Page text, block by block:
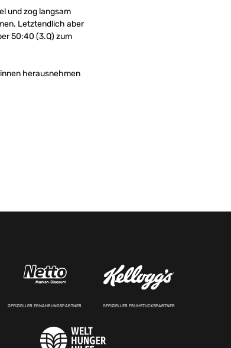
und zog langsam
Letztendlich aber
50:40 (3.Q) zum
herausnehmen
OFFIZIELLER ERNÄHRUNGSPARTNER OFFIZIELLER FRÜHSTÜCKSPARTNER